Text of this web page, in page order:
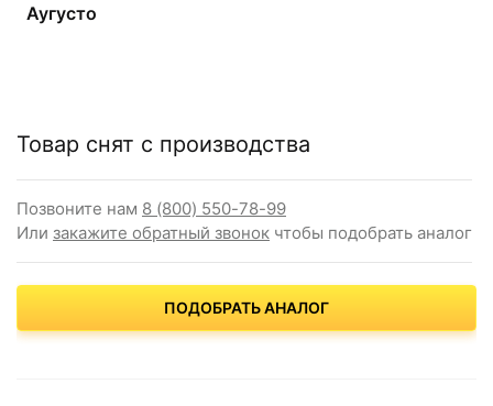
Аугусто
Товар снят с производства
Позвоните нам 8 (800) 550-78-99
Или закажите обратный звонок чтобы подобрать аналог
ПОДОБРАТЬ АНАЛОГ